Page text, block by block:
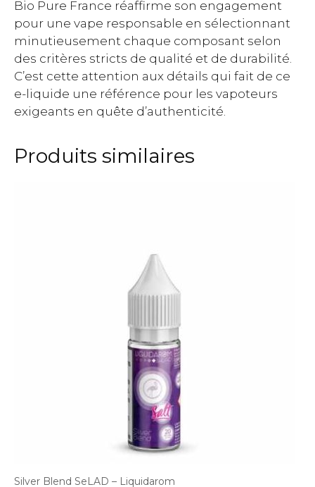
Bio Pure France réaffirme son engagement
pour une vape responsable en sélectionnant
minutieusement chaque composant selon
des critères stricts de qualité et de durabilité.
C’est cette attention aux détails qui fait de ce
e-liquide une référence pour les vapoteurs
exigeants en quête d’authenticité.
Produits similaires
Silver Blend SeLAD – Liquidarom